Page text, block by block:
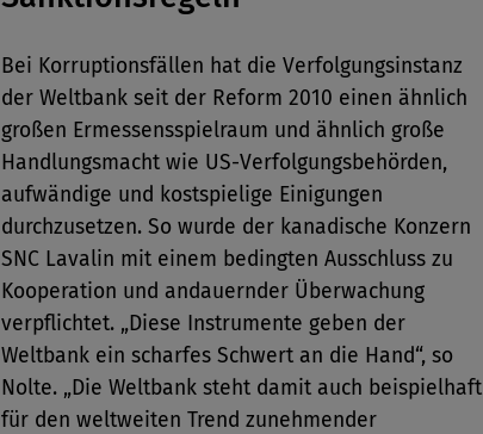
Bei Korruptionsfällen hat die Verfolgungsinstanz
der Weltbank seit der Reform 2010 einen ähnlich
großen Ermessensspielraum und ähnlich große
Handlungsmacht wie US-Verfolgungsbehörden,
aufwändige und kostspielige Einigungen
durchzusetzen. So wurde der kanadische Konzern
SNC Lavalin mit einem bedingten Ausschluss zu
Kooperation und andauernder Überwachung
verpflichtet. „Diese Instrumente geben der
Weltbank ein scharfes Schwert an die Hand“, so
Nolte. „Die Weltbank steht damit auch beispielhaft
für den weltweiten Trend zunehmender